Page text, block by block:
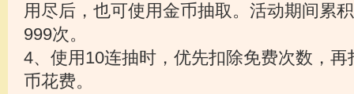
用尽后，也可使用金币抽取。活动期间累
999次。
4、使用10连抽时，优先扣除免费次数，
币花费。